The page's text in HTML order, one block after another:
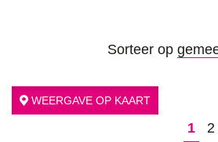
Sorteer op
WEERGAVE OP KAART
1 2